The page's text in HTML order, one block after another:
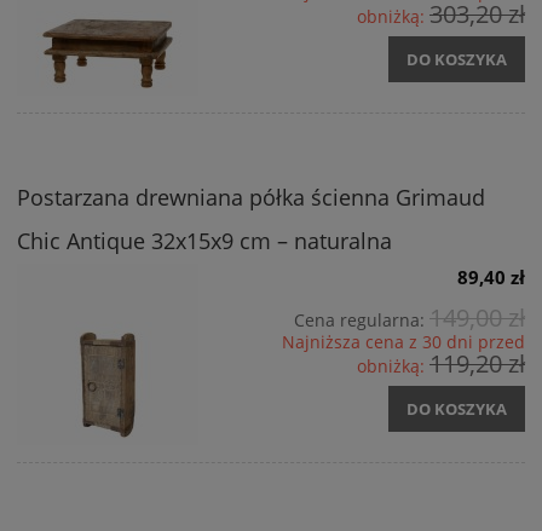
obniżką: 303,20 zł
DO KOSZYKA
Postarzana drewniana półka ścienna Grimaud
Chic Antique 32x15x9 cm – naturalna
89,40 zł
Cena regularna: 149,00 zł
Najniższa cena z 30 dni przed
obniżką: 119,20 zł
DO KOSZYKA